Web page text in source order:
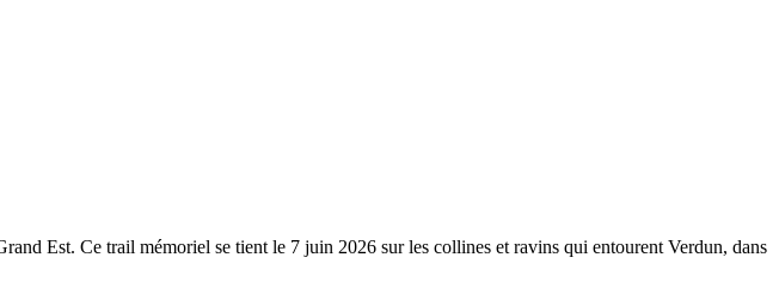
Est. Ce trail mémoriel se tient le 7 juin 2026 sur les collines et ravins qui entourent Verdun, dans